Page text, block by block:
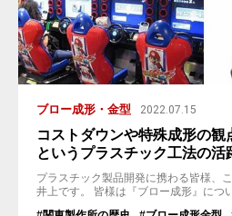
ブロー成形・金型 2022.07.15
コストダウンや特殊成形の観
というプラスチック工法の活
プラスチック製品開発に携わる皆様、
井上です。 皆様は『ブロー成形』につ